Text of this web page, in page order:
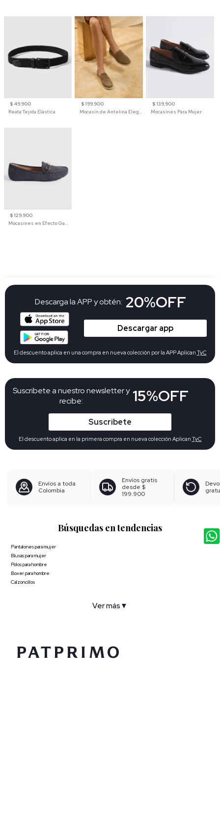
$ 49.900
Reata Tejida Elástica
$ 199.900
Mocasín de Antelina Elegante con Suela de Contraste Para Hombre
$ 139.900
Mocasines Para Mujer
$ 129.900
Suscribete a nuestro newsletter y
recibe:
15%OFF
Suscribete
El descuento aplica en la primera compra en nueva colección Aplican TyC
Descarga la APP y obtén: 20%OFF
Descargar app
El descuento aplica en una compra en nueva colección por la APP Aplican TyC
Envíos a toda
Colombia
Envíos gratis
desde $
199.900
Búsquedas en tendencias
Pantalones para mujer
Blusas para mujer
Polos para hombre
Boxer para hombre
Calzoncillos
Ver más ▼